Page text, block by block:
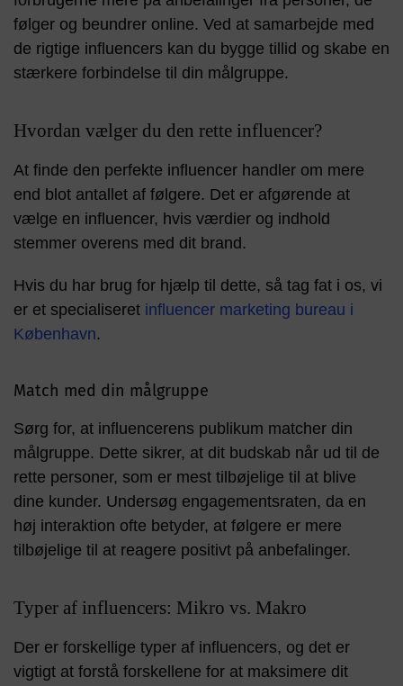
følger og beundrer online. Ved at samarbejde med
de rigtige influencers kan du bygge tillid og skabe en
stærkere forbindelse til din målgruppe.
Hvordan vælger du den rette influencer?
At finde den perfekte influencer handler om mere
end blot antallet af følgere. Det er afgørende at
vælge en influencer, hvis værdier og indhold
stemmer overens med dit brand.
Hvis du har brug for hjælp til dette, så tag fat i os, vi
er et specialiseret influencer marketing bureau i
København.
Match med din målgruppe
Sørg for, at influencerens publikum matcher din
målgruppe. Dette sikrer, at dit budskab når ud til de
rette personer, som er mest tilbøjelige til at blive
dine kunder. Undersøg engagementsraten, da en
høj interaktion ofte betyder, at følgere er mere
tilbøjelige til at reagere positivt på anbefalinger.
Typer af influencers: Mikro vs. Makro
Der er forskellige typer af influencers, og det er
vigtigt at forstå forskellene for at maksimere dit